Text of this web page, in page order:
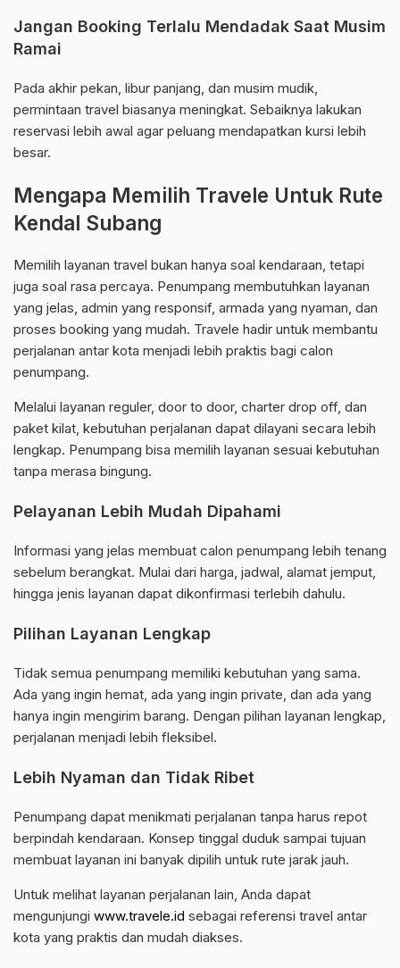
Jangan Booking Terlalu Mendadak Saat Musim
Ramai
Pada akhir pekan, libur panjang, dan musim mudik,
permintaan travel biasanya meningkat. Sebaiknya lakukan
reservasi lebih awal agar peluang mendapatkan kursi lebih
besar.
Mengapa Memilih Travele Untuk Rute
Kendal Subang
Memilih layanan travel bukan hanya soal kendaraan, tetapi
juga soal rasa percaya. Penumpang membutuhkan layanan
yang jelas, admin yang responsif, armada yang nyaman, dan
proses booking yang mudah. Travele hadir untuk membantu
perjalanan antar kota menjadi lebih praktis bagi calon
penumpang.
Melalui layanan reguler, door to door, charter drop off, dan
paket kilat, kebutuhan perjalanan dapat dilayani secara lebih
lengkap. Penumpang bisa memilih layanan sesuai kebutuhan
tanpa merasa bingung.
Pelayanan Lebih Mudah Dipahami
Informasi yang jelas membuat calon penumpang lebih tenang
sebelum berangkat. Mulai dari harga, jadwal, alamat jemput,
hingga jenis layanan dapat dikonfirmasi terlebih dahulu.
Pilihan Layanan Lengkap
Tidak semua penumpang memiliki kebutuhan yang sama.
Ada yang ingin hemat, ada yang ingin private, dan ada yang
hanya ingin mengirim barang. Dengan pilihan layanan lengkap,
perjalanan menjadi lebih fleksibel.
Lebih Nyaman dan Tidak Ribet
Penumpang dapat menikmati perjalanan tanpa harus repot
berpindah kendaraan. Konsep tinggal duduk sampai tujuan
membuat layanan ini banyak dipilih untuk rute jarak jauh.
Untuk melihat layanan perjalanan lain, Anda dapat
mengunjungi www.travele.id sebagai referensi travel antar
kota yang praktis dan mudah diakses.